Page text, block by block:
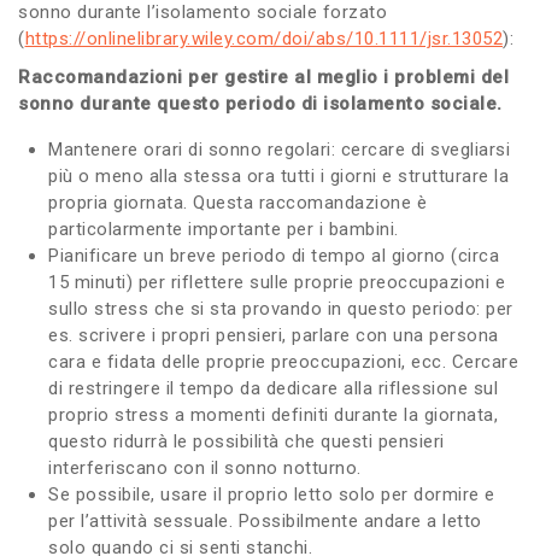
sonno durante l’isolamento sociale forzato
(https://onlinelibrary.wiley.com/doi/abs/10.1111/jsr.13052):
Raccomandazioni per gestire al meglio i problemi del
sonno durante questo periodo di isolamento sociale.
Mantenere orari di sonno regolari: cercare di svegliarsi
più o meno alla stessa ora tutti i giorni e strutturare la
propria giornata. Questa raccomandazione è
particolarmente importante per i bambini.
Pianificare un breve periodo di tempo al giorno (circa
15 minuti) per riflettere sulle proprie preoccupazioni e
sullo stress che si sta provando in questo periodo: per
es. scrivere i propri pensieri, parlare con una persona
cara e fidata delle proprie preoccupazioni, ecc. Cercare
di restringere il tempo da dedicare alla riflessione sul
proprio stress a momenti definiti durante la giornata,
questo ridurrà le possibilità che questi pensieri
interferiscano con il sonno notturno.
Se possibile, usare il proprio letto solo per dormire e
per l’attività sessuale. Possibilmente andare a letto
solo quando ci si senti stanchi.